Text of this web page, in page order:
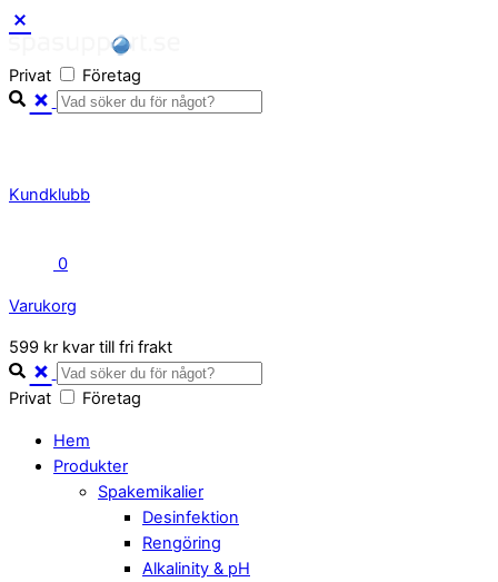
to
content
Privat Företag
Kundklubb
0
Varukorg
Close
Cart
599 kr kvar till fri frakt
Privat Företag
Hem
Produkter
Spakemikalier
Desinfektion
Rengöring
Alkalinity & pH